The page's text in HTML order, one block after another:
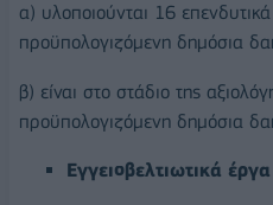
α) υλοποιούνται 16
προϋπολογιζόμενη δημόσια
β) είναι στο στάδιο της
προϋπολογιζόμενη δημόσια
Εγγειοβελτιωτικά έργα